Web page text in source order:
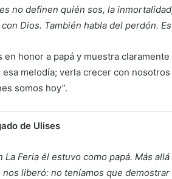
no definen quién sos, la
Dios. También habla del perdón.
en honor a papá y muestra
esa melodía; verla crecer con
somos hoy”.
de Ulises
La Feria él estuvo como papá. Más
nos liberó: no teníamos que